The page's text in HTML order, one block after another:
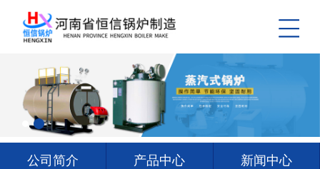
公司简介 产品中心 新闻中心